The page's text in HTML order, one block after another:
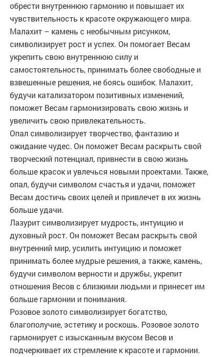
обрести внутреннюю гармонию и повышает их
чувствительность к красоте окружающего мира.
Малахит – камень с необычным рисунком,
символизирует рост и успех. Он помогает Весам
укрепить свою внутреннюю силу и
самостоятельность, принимать более свободные и
взвешенные решения, не боясь ошибок. Малахит,
будучи катализатором позитивных изменений,
поможет Весам гармонизировать свою жизнь и
увеличить свою привлекательность.
Опал символизирует творчество, фантазию и
ожидание чудес. Он поможет Весам раскрыть свой
творческий потенциал, привнести в свою жизнь
больше красок и увлечься новыми проектами. Также,
опал, будучи символом счастья и удачи, поможет
Весам достичь своих целей и привлечет в их жизнь
больше удачи.
Лазурит символизирует мудрость, интуицию и
духовный рост. Он поможет Весам раскрыть свой
внутренний мир, усилить интуицию и поможет
принимать более мудрые решения, а также, камень,
будучи символом верности и дружбы, укрепит
отношения Весов с близкими людьми и принесет им
больше гармонии и понимания.
Розовое золото символизирует богатство,
благополучие, эстетику и роскошь. Розовое золото
гармонирует с изысканным вкусом Весов и
подчеркивает их стремление к красоте и гармонии.